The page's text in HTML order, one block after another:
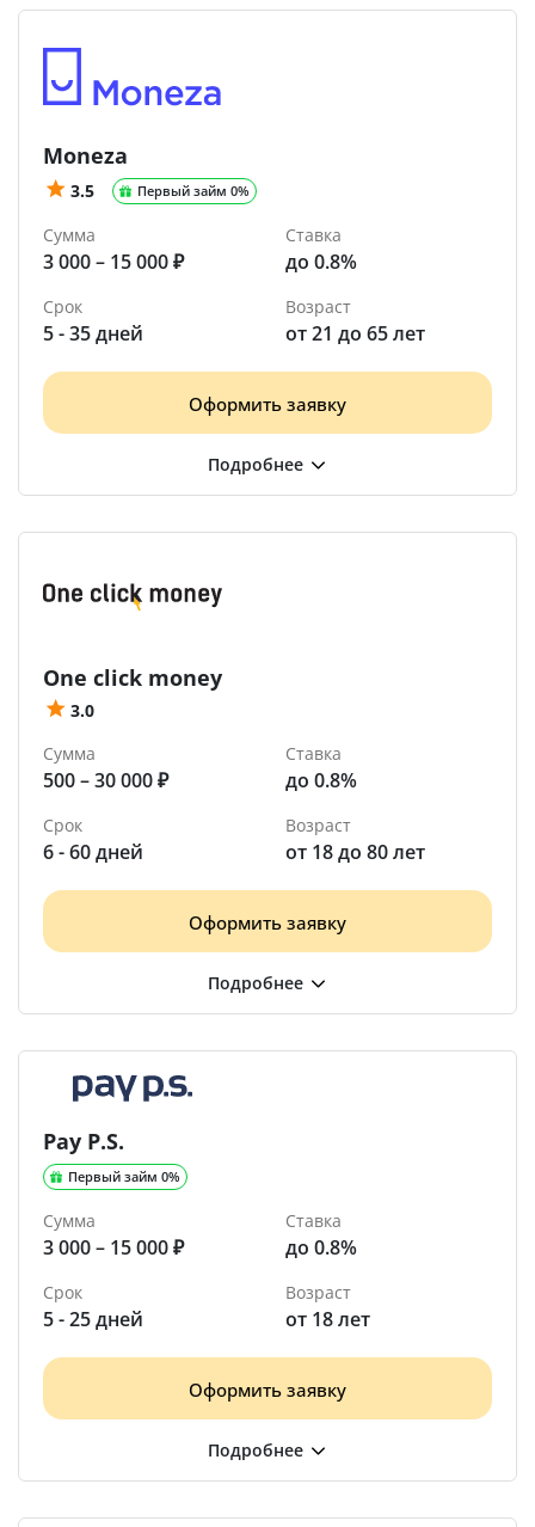
Moneza
3.5 Первый займ 0%
Сумма
3 000 – 15 000 ₽
Ставка
до 0.8%
Срок
5 - 35 дней
Возраст
от 21 до 65 лет
Оформить заявку
One click money
3.0
Сумма
500 – 30 000 ₽
Ставка
до 0.8%
Срок
6 - 60 дней
Возраст
от 18 до 80 лет
Оформить заявку
Pay P.S.
Первый займ 0%
Сумма
3 000 – 15 000 ₽
Ставка
до 0.8%
Срок
5 - 25 дней
Возраст
от 18 лет
Оформить заявку